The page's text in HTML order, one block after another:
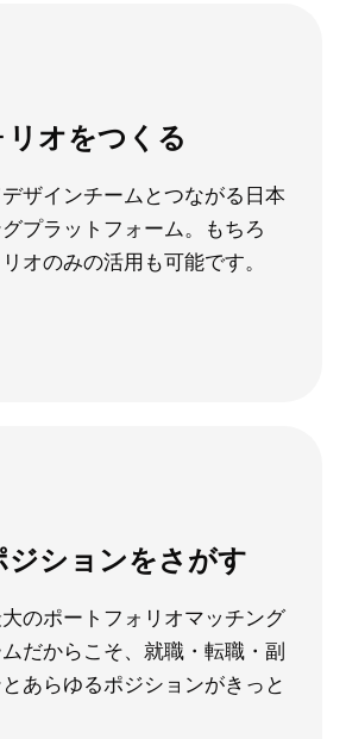
オをつくる
ザインチームとつながる日本
プラットフォーム。もちろ
オのみの活用も可能です。
ションをさがす
のポートフォリオマッチング
だからこそ、就職・転職・副
あらゆるポジションがきっと